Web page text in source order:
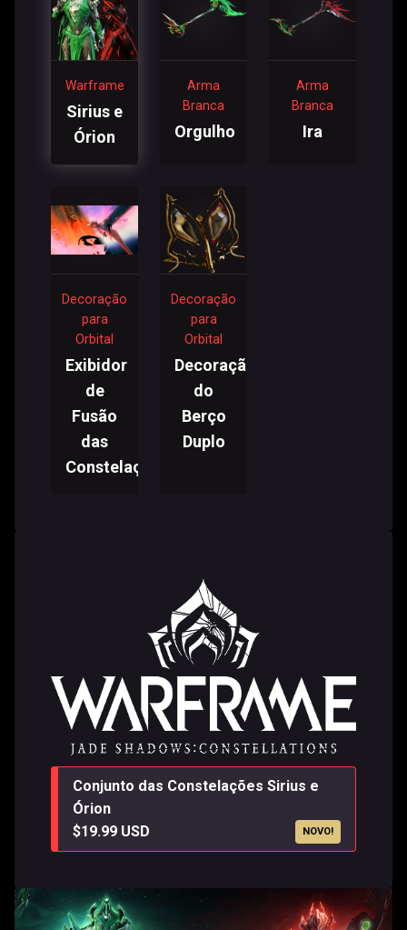
Warframe
Sirius e
Órion
Arma
Branca
Orgulho
Arma
Branca
Ira
Decoração
para
Orbital
Exibidor
de
Fusão
das
Constelações
Decoração
para
Orbital
Decoração
do
Berço
Duplo
Conjunto das Constelações Sirius e
Órion
$19.99 USD
NOVO!